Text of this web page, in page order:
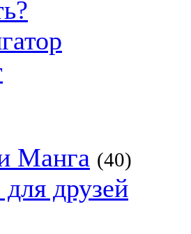
Манга (40)
друзей